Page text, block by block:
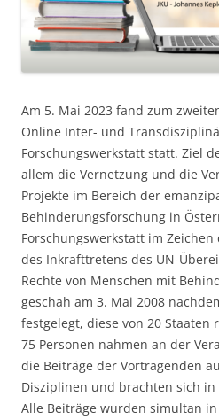
Am 5. Mai 2023 fand zum
Online Inter- und
Forschungswerkstatt statt. Ziel
allem die Vernetzung und die
Projekte im Bereich der
Behinderungsforschung in
Forschungswerkstatt im
des Inkrafttretens des UN-
Rechte von Menschen mit
geschah am 3. Mai 2008
festgelegt, diese von 20
75 Personen nahmen an der
die Beiträge der Vortragenden
Disziplinen und brachten sich in
Alle Beiträge wurden simultan in